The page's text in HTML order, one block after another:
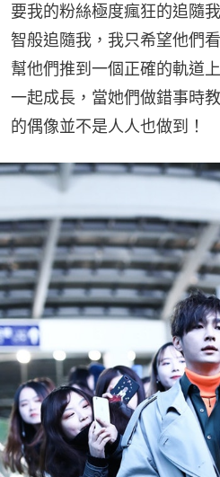
要我的粉絲極度瘋狂的追隨
智般追隨我，我只希望他們
幫他們推到一個正確的軌道
一起成長，當她們做錯事時
的偶像並不是人人也做到！